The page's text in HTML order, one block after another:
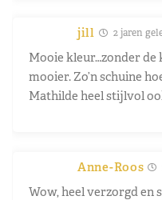
jill 2 jaren
Mooie kleur…zonder
mooier. Zo’n schuine
Mathilde heel stijlvol
Anne-Roos
Wow, heel verzorgd en